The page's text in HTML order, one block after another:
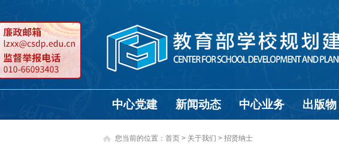
中心党建 新闻动态 中心业务 出版物
您当前的位置： 首页 > 关于我们 > 招贤纳士